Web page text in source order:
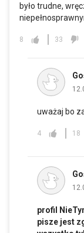
było trudne,
8 33
uważaj bo
4 18
profil
pisze jest